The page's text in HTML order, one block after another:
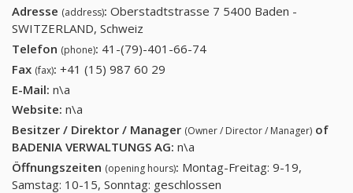
Adresse (address): Oberstadtstrasse 7 5400 Baden -
SWITZERLAND, Schweiz
Telefon (phone): 41-(79)-401-66-74
Fax (fax): +41 (15) 987 60 29
E-Mail: n\a
Website: n\a
Besitzer / Direktor / Manager (Owner / Director / Manager) of
BADENIA VERWALTUNGS AG: n\a
Öffnungszeiten (opening hours): Montag-Freitag: 9-19,
Samstag: 10-15, Sonntag: geschlossen